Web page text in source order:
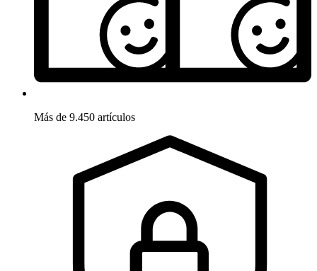
Más de 9.450 artículos